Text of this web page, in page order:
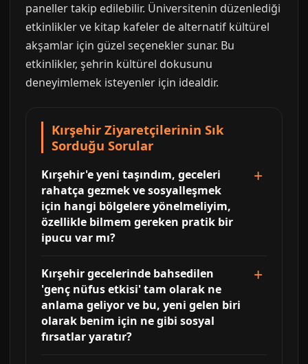
paneller takip edilebilir. Üniversitenin düzenlediği
etkinlikler ve kitap kafeler de alternatif kültürel
akşamlar için güzel seçenekler sunar. Bu
etkinlikler, şehrin kültürel dokusunu
deneyimlemek isteyenler için idealdir.
Kırşehir Ziyaretçilerinin Sık
Sorduğu Sorular
Kırşehir'e yeni taşındım, geceleri
rahatça gezmek ve sosyalleşmek
için hangi bölgelere yönelmeliyim,
özellikle bilmem gereken pratik bir
ipucu var mı?
Kırşehir gecelerinde bahsedilen
'genç nüfus etkisi' tam olarak ne
anlama geliyor ve bu, yeni gelen biri
olarak benim için ne gibi sosyal
fırsatlar yaratır?